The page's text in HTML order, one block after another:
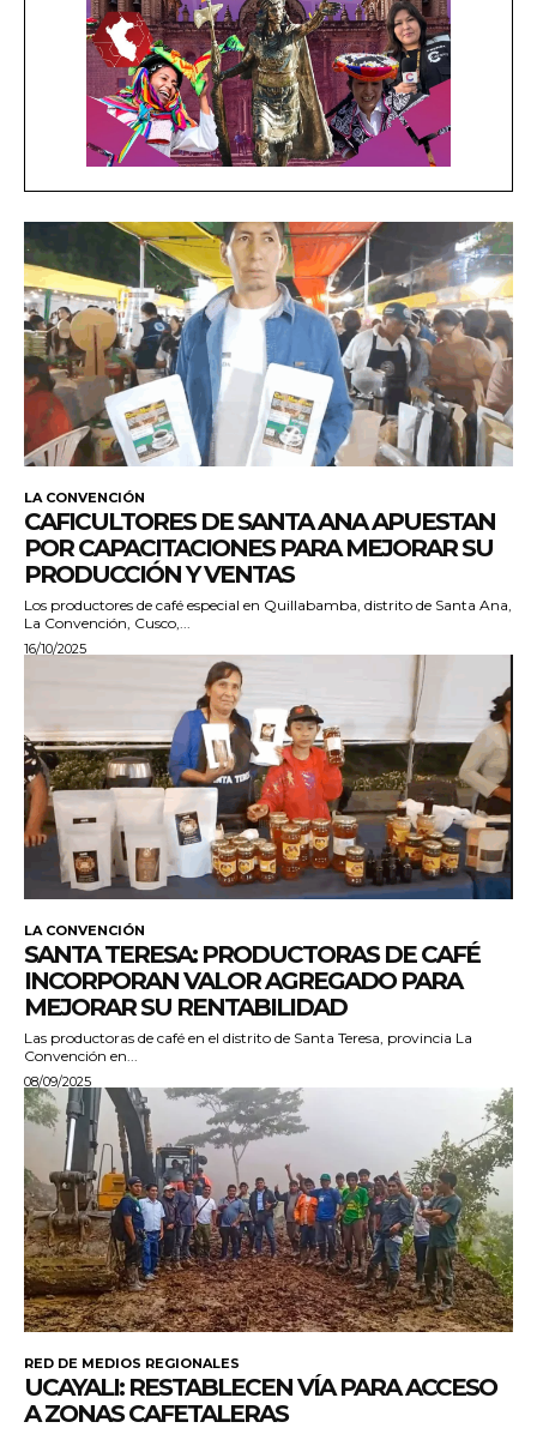
LA CONVENCIÓN
CAFICULTORES DE SANTA ANA APUESTAN
POR CAPACITACIONES PARA MEJORAR SU
PRODUCCIÓN Y VENTAS
Los productores de café especial en Quillabamba, distrito de Santa Ana,
La Convención, Cusco,...
16/10/2025
LA CONVENCIÓN
SANTA TERESA: PRODUCTORAS DE CAFÉ
INCORPORAN VALOR AGREGADO PARA
MEJORAR SU RENTABILIDAD
Las productoras de café en el distrito de Santa Teresa, provincia La
Convención en...
08/09/2025
RED DE MEDIOS REGIONALES
UCAYALI: RESTABLECEN VÍA PARA ACCESO
A ZONAS CAFETALERAS